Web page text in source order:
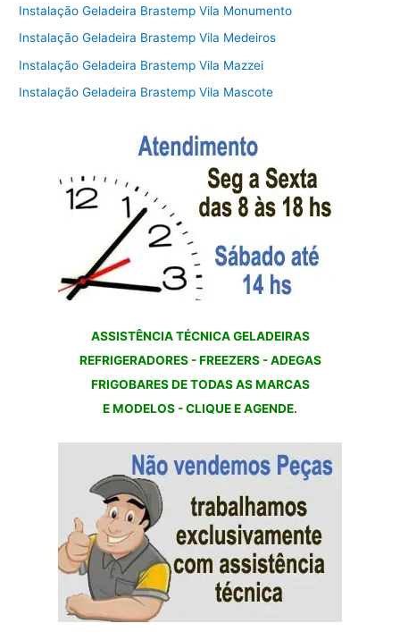
Instalação Geladeira Brastemp Vila Monumento
Instalação Geladeira Brastemp Vila Medeiros
Instalação Geladeira Brastemp Vila Mazzei
Instalação Geladeira Brastemp Vila Mascote
ASSISTÊNCIA TÉCNICA GELADEIRAS
REFRIGERADORES - FREEZERS - ADEGAS
FRIGOBARES DE TODAS AS MARCAS
E MODELOS - CLIQUE E AGENDE.